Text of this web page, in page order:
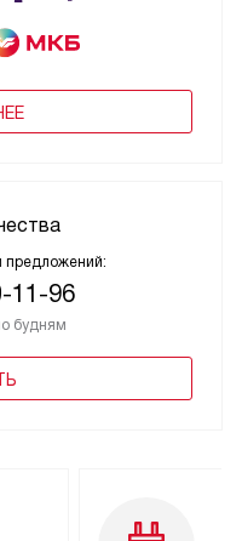
предложений:
11-96
будням